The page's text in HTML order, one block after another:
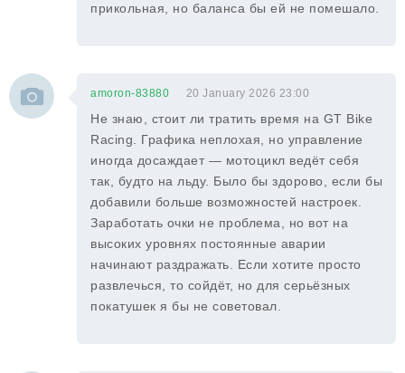
прикольная, но баланса бы ей не помешало.
amoron-83880 20 January 2026 23:00
Не знаю, стоит ли тратить время на GT Bike
Racing. Графика неплохая, но управление
иногда досаждает — мотоцикл ведёт себя
так, будто на льду. Было бы здорово, если бы
добавили больше возможностей настроек.
Заработать очки не проблема, но вот на
высоких уровнях постоянные аварии
начинают раздражать. Если хотите просто
развлечься, то сойдёт, но для серьёзных
покатушек я бы не советовал.